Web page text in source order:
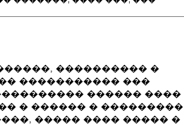
���������� �
����������� ���
������ ����
� ������ � ���������
����� ���� ����� �